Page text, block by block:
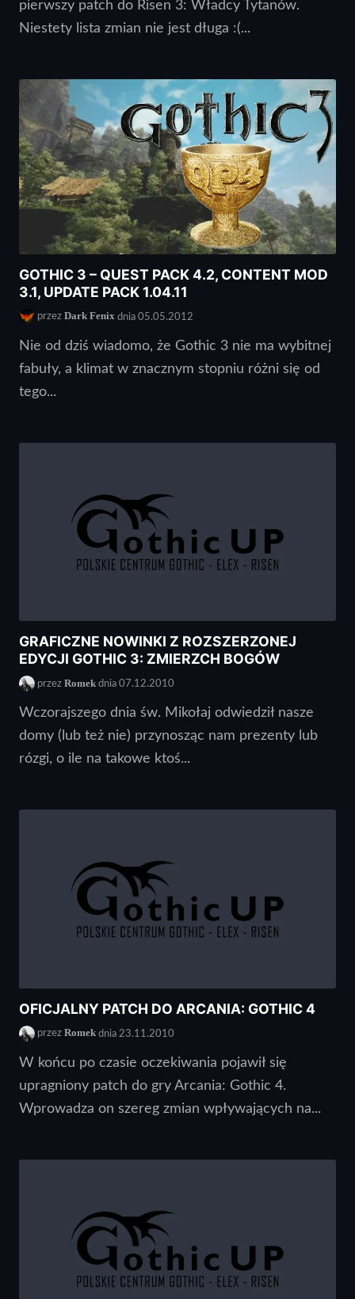
pierwszy patch do Risen 3: Władcy Tytanów.
Niestety lista zmian nie jest długa :(...
GOTHIC 3 – QUEST PACK 4.2, CONTENT MOD
3.1, UPDATE PACK 1.04.11
przez Dark Fenix dnia 05.05.2012
Nie od dziś wiadomo, że Gothic 3 nie ma wybitnej
fabuły, a klimat w znacznym stopniu różni się od
tego...
GRAFICZNE NOWINKI Z ROZSZERZONEJ
EDYCJI GOTHIC 3: ZMIERZCH BOGÓW
przez Romek dnia 07.12.2010
Wczorajszego dnia św. Mikołaj odwiedził nasze
domy (lub też nie) przynosząc nam prezenty lub
rózgi, o ile na takowe ktoś...
OFICJALNY PATCH DO ARCANIA: GOTHIC 4
przez Romek dnia 23.11.2010
W końcu po czasie oczekiwania pojawił się
upragniony patch do gry Arcania: Gothic 4.
Wprowadza on szereg zmian wpływających na...